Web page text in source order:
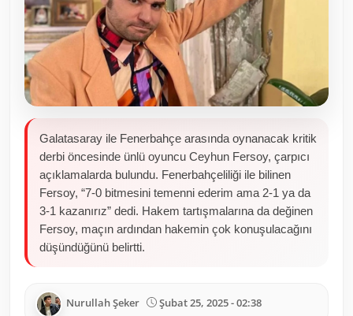
Kamu Kurumları ve Üst Kurullar
Resmi Reklamlar
Galatasaray ile Fenerbahçe arasında oynanacak kritik
derbi öncesinde ünlü oyuncu Ceyhun Fersoy, çarpıcı
açıklamalarda bulundu. Fenerbahçeliliği ile bilinen
Fersoy, “7-0 bitmesini temenni ederim ama 2-1 ya da
3-1 kazanırız” dedi. Hakem tartışmalarına da değinen
Fersoy, maçın ardından hakemin çok konuşulacağını
düşündüğünü belirtti.
Nurullah Şeker Şubat 25, 2025 - 02:38